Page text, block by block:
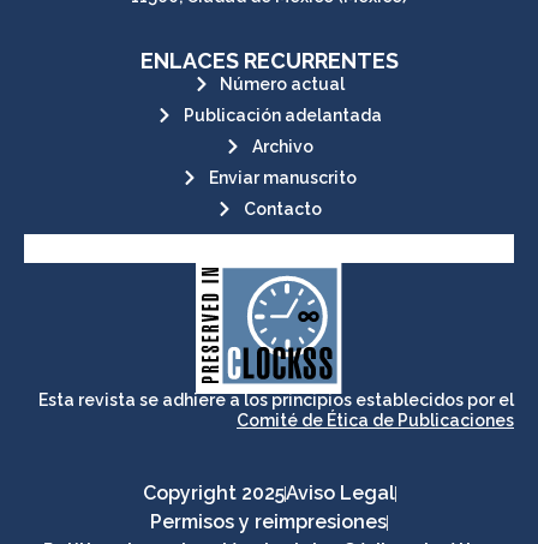
ENLACES RECURRENTES
Número actual
Publicación adelantada
Archivo
Enviar manuscrito
Contacto
CLOCKSS is a dak archive that
ensures the long-term survival
of web-based scholary
publications, governed by and for
its stakeholders.
Esta revista se adhiere a los principios establecidos por el
Comité de Ética de Publicaciones
Copyright 2025Aviso Legal
Permisos y reimpresiones